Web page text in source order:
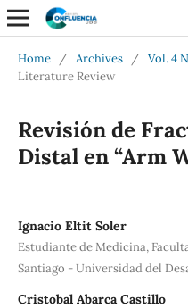
Home / Archives / Vol. 4
Literature Review
Revisión de
Distal en “Arm
Ignacio Eltit Soler
Estudiante de Medicina,
Santiago - Universidad del
Cristobal Abarca Castillo